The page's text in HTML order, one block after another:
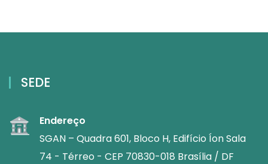
SEDE
Endereço
SGAN – Quadra 601, Bloco H, Edifício Íon Sala
74 - Térreo - CEP 70830-018 Brasília / DF